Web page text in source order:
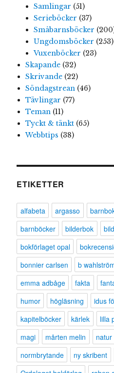
Samlingar (51)
Serieböcker (37)
Småbarnsböcker
Ungdomsböcker (253)
Vuxenböcker (23)
Skapande(32)
Skrivande(22)
Söndagstrean(46)
Tävlingar (77)
Teman(11)
Tyckt & tänkt(65)
Webbtips (38)
ETIKETTER
alfabeta argasso
barnböcker
bilderbok
bokförlaget opal
bonnier carlsen
b
emma adbåge
fakta
humor
högläsning idus
kapitelböcker
kärlek lilla
magi
mårten melin natur
normbrytande
ny skribent